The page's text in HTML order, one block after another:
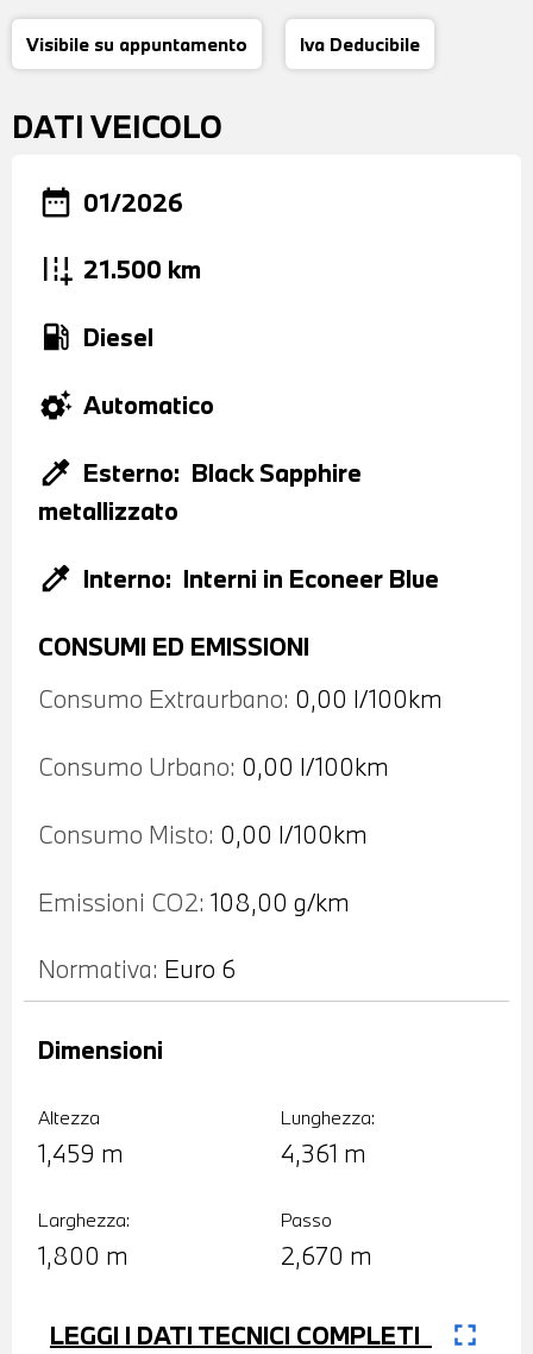
Visibile su appuntamento Iva Deducibile
DATI VEICOLO
date_range 01/2026
add_road 21.500 km
local_gas_station Diesel
settings_suggest Automatico
colorize Esterno: Black Sapphire
metallizzato
colorize Interno: Interni in Econeer Blue
CONSUMI ED EMISSIONI
Consumo Extraurbano: 0,00 l/100km
Consumo Urbano: 0,00 l/100km
Consumo Misto: 0,00 l/100km
Emissioni CO2: 108,00 g/km
Normativa: Euro 6
Altezza
1,459 m
Lunghezza:
4,361 m
Dimensioni
Larghezza:
1,800 m
Passo
2,670 m
LEGGI I DATI TECNICI COMPLETI fullscreen